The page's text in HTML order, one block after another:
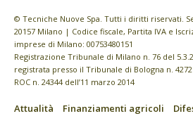
© Tecniche Nuove Spa. Tutti i diritti riservati.
20157 Milano | Codice fiscale, Partita IVA e
imprese di Milano: 00753480151
Registrazione Tribunale di Milano n. 76 del
registrata presso il Tribunale di Bologna n.
ROC n. 24344 dell’11 marzo 2014
Attualità Finanziamenti agricoli